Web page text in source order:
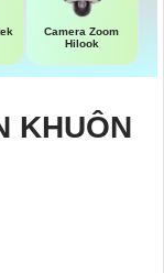
Camera Zoom
Hilook
KHUÔN